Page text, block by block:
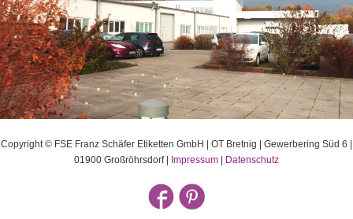
Copyright © FSE Franz Schäfer Etiketten GmbH | OT Bretnig | Gewerbering Süd 6 |
01900 Großröhrsdorf |
Impressum Datenschutz